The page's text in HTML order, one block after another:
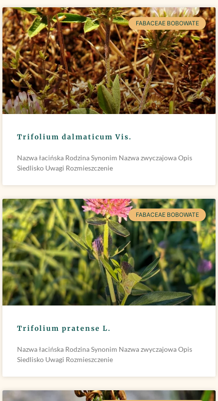
FABACEAE BOBOWATE
Trifolium dalmaticum Vis.
Nazwa łacińska Rodzina Synonim Nazwa zwyczajowa Opis
Siedlisko Uwagi Rozmieszczenie
FABACEAE BOBOWATE
Trifolium pratense L.
Nazwa łacińska Rodzina Synonim Nazwa zwyczajowa Opis
Siedlisko Uwagi Rozmieszczenie